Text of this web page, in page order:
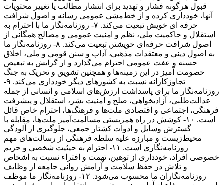
قبول هرگونه فشار و تهدید برای انتشار مطالب یا تغییر محتویات
آنها، خودداری کرده و از خط‌مشی عمومی رسانه و اصول شرافت
حرفه ای خویش تبعیت می‌کند. ۷- روزنامه‌نگار ما با احترام به
استقلال و حاکمیت ملی، نظم و امنیت عمومی و مصالح همگانی از
اصول شرافت حرفه‌ای خویشتن تبعیت می‌کند. ۸- روزنامه‌نگار ما
به اصول دینی و معتقدات مذهبی، آداب و سنن قومی و ملی، اخلاق
حسنه و عفت عمومی احترام می‌گذارد و از گرایش به تبعیض
خصومت آمیز در این زمینه‌ها و همچنین تشویق و تحریک به جنگ
تجاوزکارانه نسبت به کشورهای دیگر خودداری می‌کند. ۹-
روزنامه‌نگار ما برای پاسداشت ارزش‌های اسلامی و انسانی از جمله
عدالت‌طلبی، آزادیخواهی، صلح و امنیت بشر، استقلال و پیشرفت
فرهنگی، اجتماعی و اقتصادی ملت‌ها و فرهنگ‌ها، احترام خاص قائل
است. ۱۰- کوشش در راه همزیستی مسالمت‌آمیز ملت‌ها، مقابله با
گسترش وسایل و ادوات کشتار جمعی، جلوگیری از آلودگی
محیط‌زیست و مبارزه علیه سلطه فرهنگی از رسالت‌های مهم
روزنامه‌نگاری است. ۱۱- احترام به حیثیت شخصی و حریم
خصوصی افراد، خودداری از توهین، تهمت و افتراء نسبت به اشخاص
و تلاش در حفظ سلامت و آرامش روانی جامعه از وظایف
روزنامه‌نگاران ما محسوب می‌شود. ۱۲- روزنامه‌نگار ما موظف